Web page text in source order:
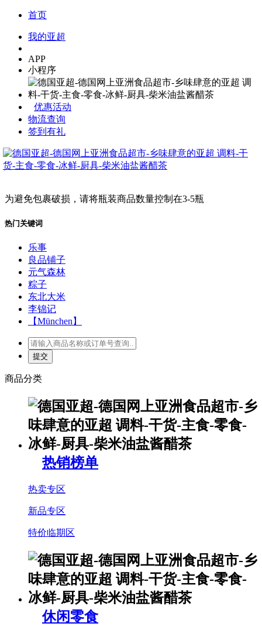
首页
我的亚超
APP
小程序
优惠活动
物流查询
签到有礼
为避免包裹破损，请将瓶装商品数量控制在3-5瓶
热门关键词
乐事
良品铺子
元气森林
粽子
东北大米
李锦记
【München】
商品分类
热销榜单
热卖专区
新品专区
特价临期区
休闲零食